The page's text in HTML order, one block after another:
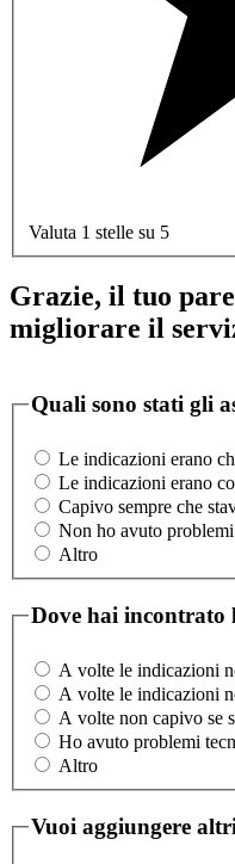
Valuta 1 stelle su 5
Grazie, il tuo
migliorare il
Quali sono stati gli
Le indicazioni erano
Le indicazioni erano
Capivo sempre che
Non ho avuto
Altro
Dove hai incontrato
A volte le indicazioni
A volte le indicazioni
A volte non capivo se
Ho avuto problemi
Altro
Vuoi aggiungere